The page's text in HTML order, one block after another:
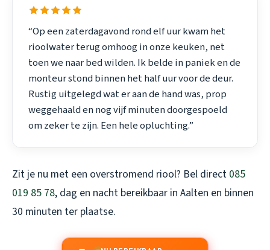
“Op een zaterdagavond rond elf uur kwam het
rioolwater terug omhoog in onze keuken, net
toen we naar bed wilden. Ik belde in paniek en de
monteur stond binnen het half uur voor de deur.
Rustig uitgelegd wat er aan de hand was, prop
weggehaald en nog vijf minuten doorgespoeld
om zeker te zijn. Een hele opluchting.”
Zit je nu met een overstromend riool? Bel direct 085
019 85 78, dag en nacht bereikbaar in Aalten en binnen
30 minuten ter plaatse.